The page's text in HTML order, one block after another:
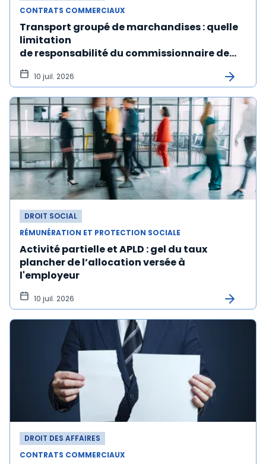
CONTRATS COMMERCIAUX
Transport groupé de marchandises : quelle
limitation
de responsabilité du commissionnaire de
transport ?
10 juil. 2026
DROIT SOCIAL
RÉMUNÉRATION ET PROTECTION SOCIALE
Activité partielle et APLD : gel du taux
plancher de l’allocation versée à
l'employeur
10 juil. 2026
DROIT DES AFFAIRES
CONTRATS COMMERCIAUX